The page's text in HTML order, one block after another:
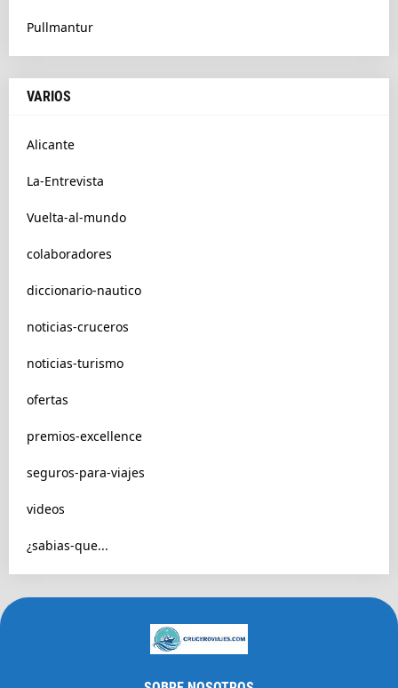
Pullmantur
VARIOS
Alicante
La-Entrevista
Vuelta-al-mundo
colaboradores
diccionario-nautico
noticias-cruceros
noticias-turismo
ofertas
premios-excellence
seguros-para-viajes
videos
¿sabias-que...